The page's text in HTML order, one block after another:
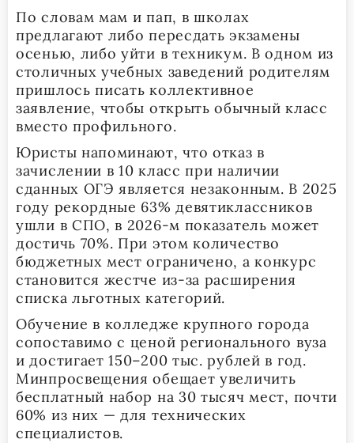
По словам мам и пап, в школах
предлагают либо пересдать экзамены
осенью, либо уйти в техникум. В одном из
столичных учебных заведений родителям
пришлось писать коллективное
заявление, чтобы открыть обычный класс
вместо профильного.
Юристы напоминают, что отказ в
зачислении в 10 класс при наличии
сданных ОГЭ является незаконным. В 2025
году рекордные 63% девятиклассников
ушли в СПО, в 2026-м показатель может
достичь 70%. При этом количество
бюджетных мест ограничено, а конкурс
становится жестче из-за расширения
списка льготных категорий.
Обучение в колледже крупного города
сопоставимо с ценой регионального вуза
и достигает 150–200 тыс. рублей в год.
Минпросвещения обещает увеличить
бесплатный набор на 30 тысяч мест, почти
60% из них — для технических
специалистов.